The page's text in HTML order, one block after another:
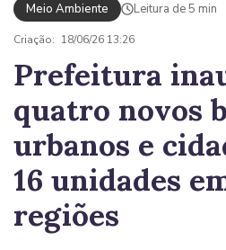
Meio Ambiente Leitura de 5 min
Criação: 18/06/26 13:26
Prefeitura
quatro novos
urbanos e
16 unidades
regiões